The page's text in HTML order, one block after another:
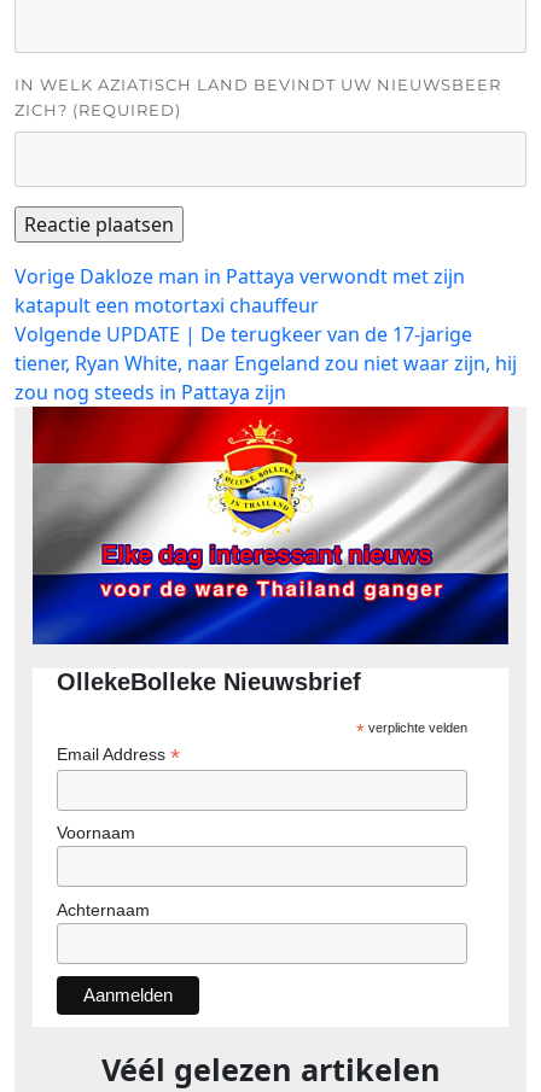
IN WELK AZIATISCH LAND BEVINDT UW NIEUWSBEER
ZICH? (REQUIRED)
Bericht
navigatie
Vorige Vorig
bericht:
Dakloze man in Pattaya verwondt met zijn
katapult een motortaxi chauffeur
Volgende Volgend
bericht:
UPDATE | De terugkeer van de 17-jarige
tiener, Ryan White, naar Engeland zou niet waar zijn, hij
zou nog steeds in Pattaya zijn
OllekeBolleke Nieuwsbrief
*verplichte velden
Email Address *
Voornaam
Achternaam
Véél gelezen artikelen